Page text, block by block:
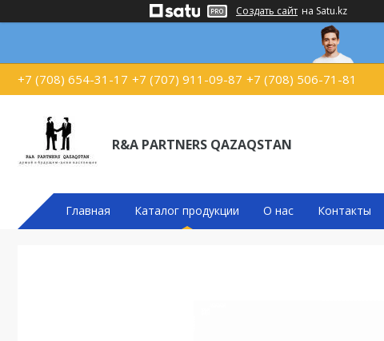
Создать сайт на Satu.kz
+7 (708) 654-31-17 +7 (707) 911-09-87 +7 (708) 506-71-81
R&A PARTNERS QAZAQSTAN
Главная Каталог продукции О нас Контакты